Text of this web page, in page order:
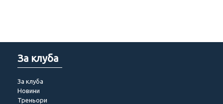
За клуба
За клуба
Новини
Треньори